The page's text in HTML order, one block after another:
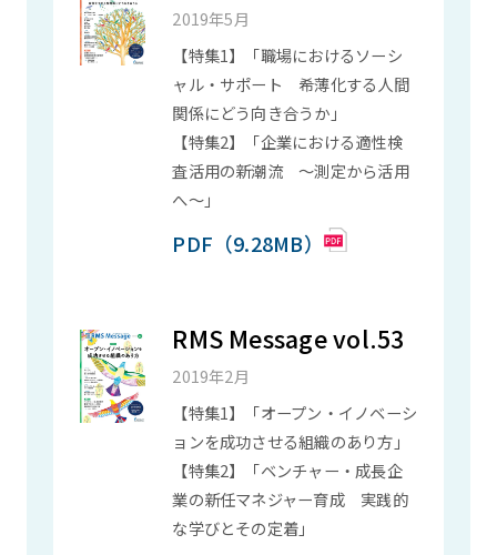
2019年5月
【特集1】「職場におけるソーシ
ャル・サポート 希薄化する人間
関係にどう向き合うか」
【特集2】「企業における適性検
査活用の新潮流 ～測定から活用
へ～」
PDF（9.28MB）
RMS Message vol.53
2019年2月
【特集1】「オープン・イノベーシ
ョンを成功させる組織のあり方」
【特集2】「ベンチャー・成長企
業の新任マネジャー育成 実践的
な学びとその定着」